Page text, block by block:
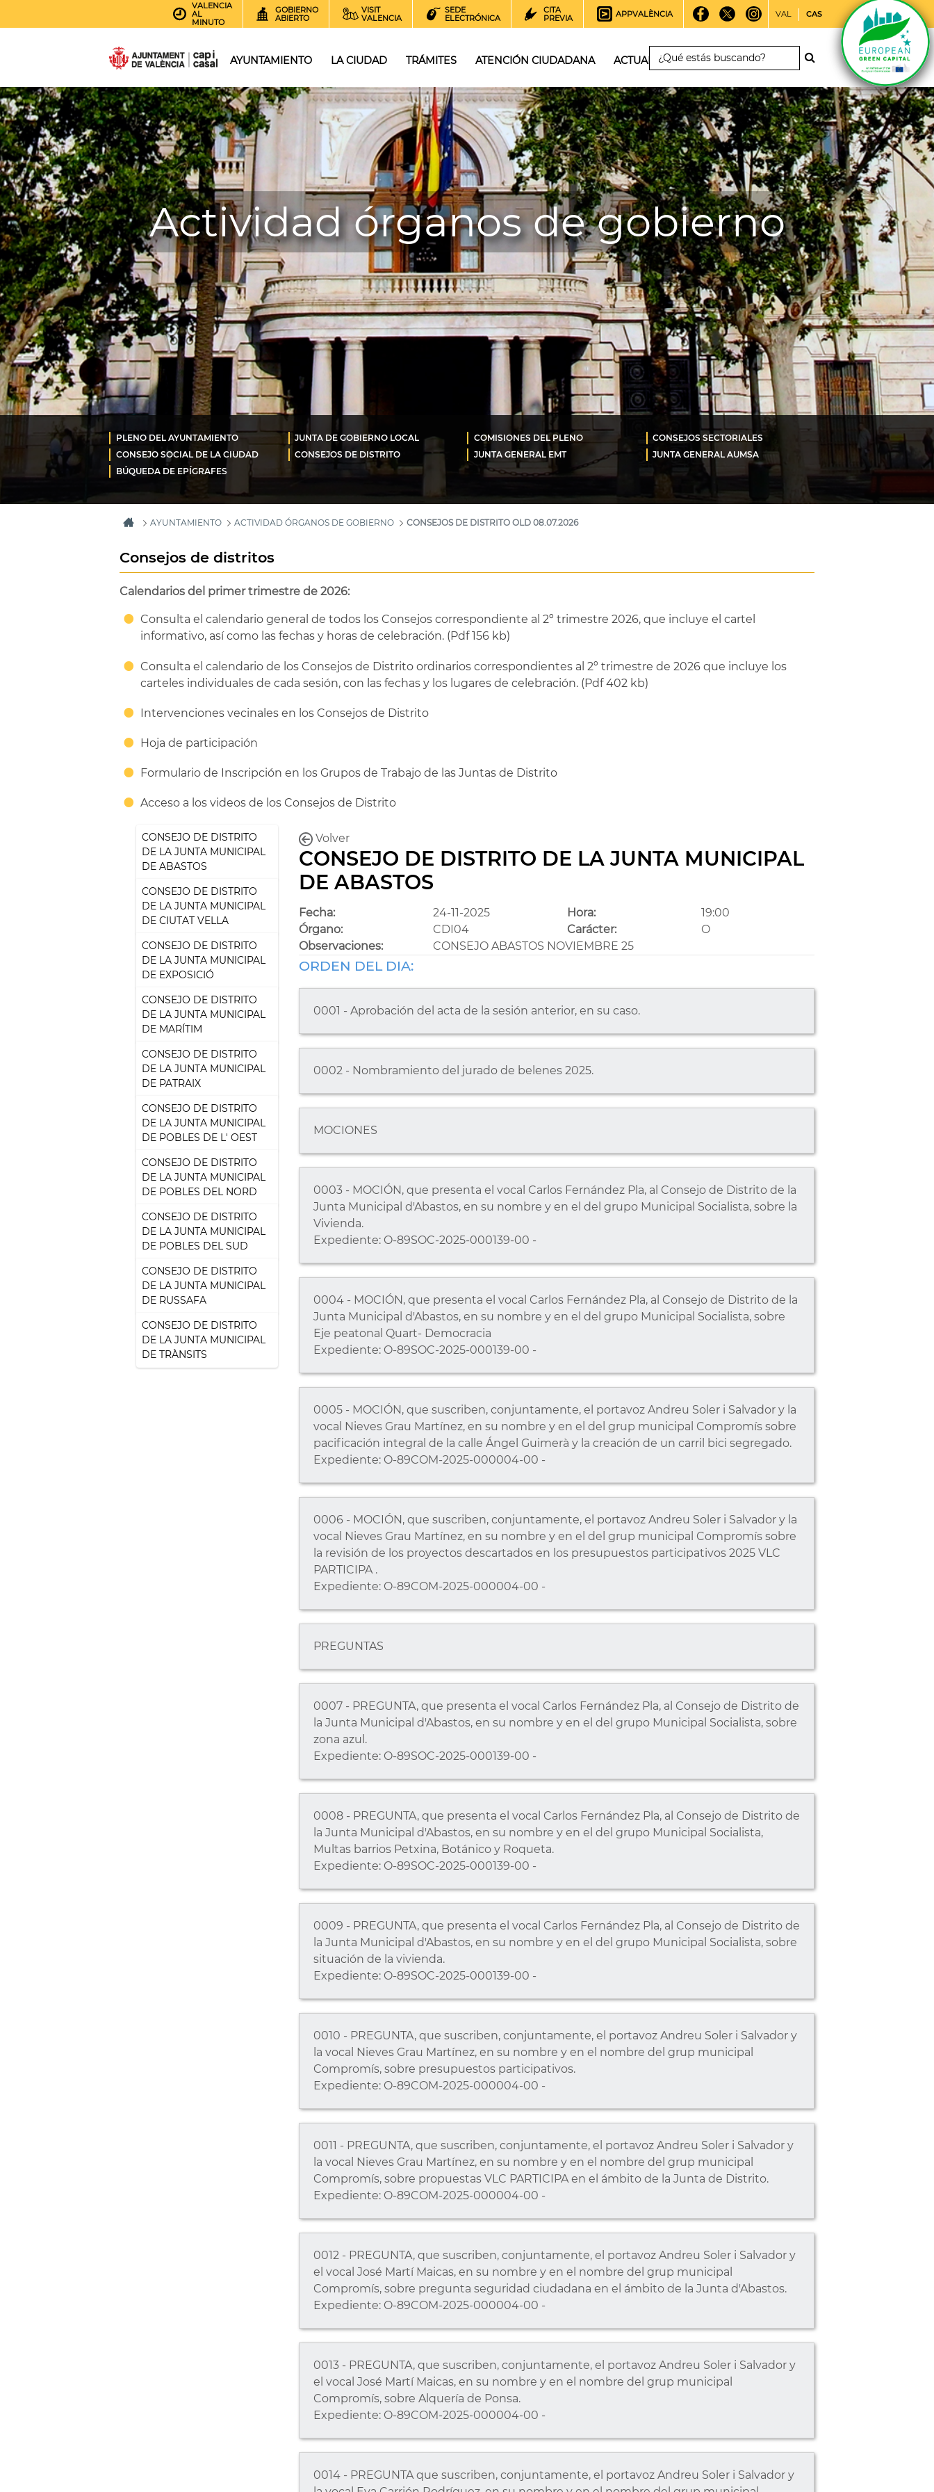
VALENCIA
AL
MINUTO
GOBIERNO
ABIERTO
VISIT
VALENCIA
SEDE
ELECTRÓNICA
CITA
PREVIA
APPVALÈNCIA VAL CAS
AYUNTAMIENTO LA CIUDAD TRÁMITES ATENCIÓN CIUDADANA ACTUALIDAD
Actividad órganos de gobierno
PLENO DEL AYUNTAMIENTO JUNTA DE GOBIERNO LOCAL COMISIONES DEL PLENO
CONSEJOS SECTORIALES
CONSEJO SOCIAL DE LA CIUDAD
CONSEJOS DE DISTRITO JUNTA GENERAL EMT
JUNTA GENERAL AUMSA
BÚQUEDA DE EPÍGRAFES
AYUNTAMIENTO ACTIVIDAD ÓRGANOS DE GOBIERNO CONSEJOS DE DISTRITO OLD 08.07.2026
Consejos de distritos
Calendarios del primer trimestre de 2026:
Consulta el calendario general de todos los Consejos correspondiente al 2º trimestre 2026, que incluye el cartel
informativo, así como las fechas y horas de celebración. (Pdf 156 kb)
Consulta el calendario de los Consejos de Distrito ordinarios correspondientes al 2º trimestre de 2026 que incluye los
carteles individuales de cada sesión, con las fechas y los lugares de celebración. (Pdf 402 kb)
Intervenciones vecinales en los Consejos de Distrito
Hoja de participación
Formulario de Inscripción en los Grupos de Trabajo de las Juntas de Distrito
Acceso a los videos de los Consejos de Distrito
CONSEJO DE DISTRITO
DE LA JUNTA MUNICIPAL
DE ABASTOS
CONSEJO DE DISTRITO
DE LA JUNTA MUNICIPAL
DE CIUTAT VELLA
CONSEJO DE DISTRITO
DE LA JUNTA MUNICIPAL
DE EXPOSICIÓ
CONSEJO DE DISTRITO
DE LA JUNTA MUNICIPAL
DE MARÍTIM
CONSEJO DE DISTRITO
DE LA JUNTA MUNICIPAL
DE PATRAIX
CONSEJO DE DISTRITO
DE LA JUNTA MUNICIPAL
DE POBLES DE L' OEST
CONSEJO DE DISTRITO
DE LA JUNTA MUNICIPAL
DE POBLES DEL NORD
CONSEJO DE DISTRITO
DE LA JUNTA MUNICIPAL
DE POBLES DEL SUD
CONSEJO DE DISTRITO
DE LA JUNTA MUNICIPAL
DE RUSSAFA
CONSEJO DE DISTRITO
DE LA JUNTA MUNICIPAL
DE TRÀNSITS
Volver
CONSEJO DE DISTRITO DE LA JUNTA MUNICIPAL
DE ABASTOS
Fecha: 24-11-2025 Hora:
19:00
Órgano:
CDI04 Carácter:
O
Observaciones:
CONSEJO ABASTOS NOVIEMBRE 25
ORDEN DEL DIA:
0001 - Aprobación del acta de la sesión anterior, en su caso.
0002 - Nombramiento del jurado de belenes 2025.
MOCIONES
0003 - MOCIÓN, que presenta el vocal Carlos Fernández Pla, al Consejo de Distrito de la
Junta Municipal d'Abastos, en su nombre y en el del grupo Municipal Socialista, sobre la
Vivienda.
Expediente: O-89SOC-2025-000139-00 -
0004 - MOCIÓN, que presenta el vocal Carlos Fernández Pla, al Consejo de Distrito de la
Junta Municipal d'Abastos, en su nombre y en el del grupo Municipal Socialista, sobre
Eje peatonal Quart- Democracia
Expediente: O-89SOC-2025-000139-00 -
0005 - MOCIÓN, que suscriben, conjuntamente, el portavoz Andreu Soler i Salvador y la
vocal Nieves Grau Martínez, en su nombre y en el del grup municipal Compromís sobre
pacificación integral de la calle Ángel Guimerà y la creación de un carril bici segregado.
Expediente: O-89COM-2025-000004-00 -
0006 - MOCIÓN, que suscriben, conjuntamente, el portavoz Andreu Soler i Salvador y la
vocal Nieves Grau Martínez, en su nombre y en el del grup municipal Compromís sobre
la revisión de los proyectos descartados en los presupuestos participativos 2025 VLC
PARTICIPA .
Expediente: O-89COM-2025-000004-00 -
PREGUNTAS
0007 - PREGUNTA, que presenta el vocal Carlos Fernández Pla, al Consejo de Distrito de
la Junta Municipal d'Abastos, en su nombre y en el del grupo Municipal Socialista, sobre
zona azul.
Expediente: O-89SOC-2025-000139-00 -
0008 - PREGUNTA, que presenta el vocal Carlos Fernández Pla, al Consejo de Distrito de
la Junta Municipal d'Abastos, en su nombre y en el del grupo Municipal Socialista,
Multas barrios Petxina, Botánico y Roqueta.
Expediente: O-89SOC-2025-000139-00 -
0009 - PREGUNTA, que presenta el vocal Carlos Fernández Pla, al Consejo de Distrito de
la Junta Municipal d'Abastos, en su nombre y en el del grupo Municipal Socialista, sobre
situación de la vivienda.
Expediente: O-89SOC-2025-000139-00 -
0010 - PREGUNTA, que suscriben, conjuntamente, el portavoz Andreu Soler i Salvador y
la vocal Nieves Grau Martínez, en su nombre y en el nombre del grup municipal
Compromís, sobre presupuestos participativos.
Expediente: O-89COM-2025-000004-00 -
0011 - PREGUNTA, que suscriben, conjuntamente, el portavoz Andreu Soler i Salvador y
la vocal Nieves Grau Martínez, en su nombre y en el nombre del grup municipal
Compromís, sobre propuestas VLC PARTICIPA en el ámbito de la Junta de Distrito.
Expediente: O-89COM-2025-000004-00 -
0012 - PREGUNTA, que suscriben, conjuntamente, el portavoz Andreu Soler i Salvador y
el vocal José Martí Maicas, en su nombre y en el nombre del grup municipal
Compromís, sobre pregunta seguridad ciudadana en el ámbito de la Junta d'Abastos.
Expediente: O-89COM-2025-000004-00 -
0013 - PREGUNTA, que suscriben, conjuntamente, el portavoz Andreu Soler i Salvador y
el vocal José Martí Maicas, en su nombre y en el nombre del grup municipal
Compromís, sobre Alquería de Ponsa.
Expediente: O-89COM-2025-000004-00 -
0014 - PREGUNTA que suscriben, conjuntamente, el portavoz Andreu Soler i Salvador y